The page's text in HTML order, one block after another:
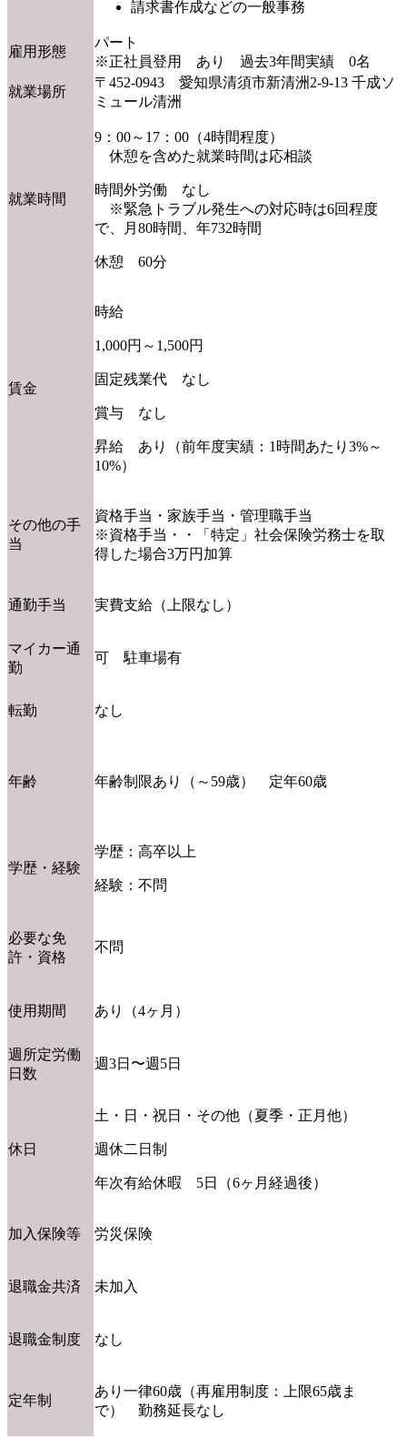
請求書作成などの一般事務
雇用形態
パート
※正社員登用 あり 過去3年間実績 0名
就業場所
〒452-0943 愛知県清須市新清洲2-9-13 千成ソ
ミュール清洲
就業時間
9：00～17：00（4時間程度）
休憩を含めた就業時間は応相談
時間外労働 なし
※緊急トラブル発生への対応時は6回程度
で、月80時間、年732時間
休憩 60分
賃金
時給
1,000円～1,500円
固定残業代 なし
賞与 なし
昇給 あり（前年度実績：1時間あたり3%～
10%）
その他の手
当
資格手当・家族手当・管理職手当
※資格手当・・「特定」社会保険労務士を取
得した場合3万円加算
通勤手当 実費支給（上限なし）
マイカー通
勤
可 駐車場有
転勤 なし
年齢 年齢制限あり（～59歳） 定年60歳
学歴・経験
学歴：高卒以上
経験：不問
必要な免
許・資格
不問
使用期間 あり（4ヶ月）
週所定労働
日数
週3日〜週5日
休日
土・日・祝日・その他（夏季・正月他）
週休二日制
年次有給休暇 5日（6ヶ月経過後）
加入保険等 労災保険
退職金共済 未加入
退職金制度 なし
定年制
あり一律60歳（再雇用制度：上限65歳ま
で） 勤務延長なし